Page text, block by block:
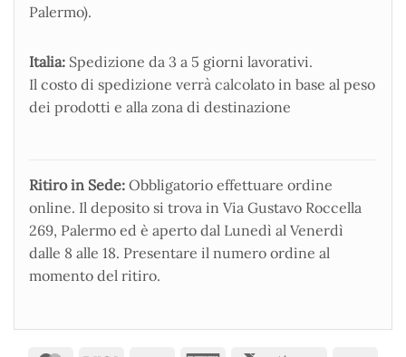
Palermo).
Italia: Spedizione da 3 a 5 giorni lavorativi.
Il costo di spedizione verrà calcolato in base al peso
dei prodotti e alla zona di destinazione
Ritiro in Sede: Obbligatorio effettuare ordine
online. Il deposito si trova in Via Gustavo Roccella
269, Palermo ed è aperto dal Lunedì al Venerdì
dalle 8 alle 18. Presentare il numero ordine al
momento del ritiro.